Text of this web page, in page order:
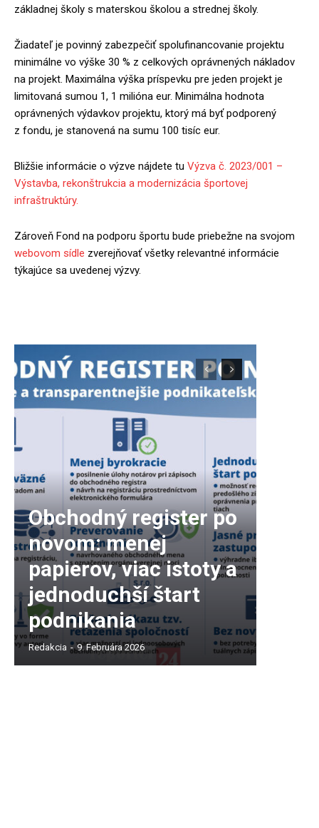
základnej školy s materskou školou a strednej školy.
Žiadateľ je povinný zabezpečiť spolufinancovanie projektu
minimálne vo výške 30 % z celkových oprávnených nákladov
na projekt. Maximálna výška príspevku pre jeden projekt je
limitovaná sumou 1, 1 milióna eur. Minimálna hodnota
oprávnených výdavkov projektu, ktorý má byť podporený
z fondu, je stanovená na sumu 100 tisíc eur.
Bližšie informácie o výzve nájdete tu Výzva č. 2023/001 –
Výstavba, rekonštrukcia a modernizácia športovej
infraštruktúry.
Zároveň Fond na podporu športu bude priebežne na svojom
webovom sídle zverejňovať všetky relevantné informácie
týkajúce sa uvedenej výzvy.
Obchodný register po
novom: menej
papierov, viac istoty a
jednoduchší štart
podnikania
Redakcia - 9. Februára 2026